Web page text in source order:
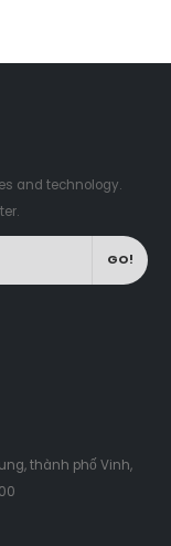
and technology.
thành phố Vinh,